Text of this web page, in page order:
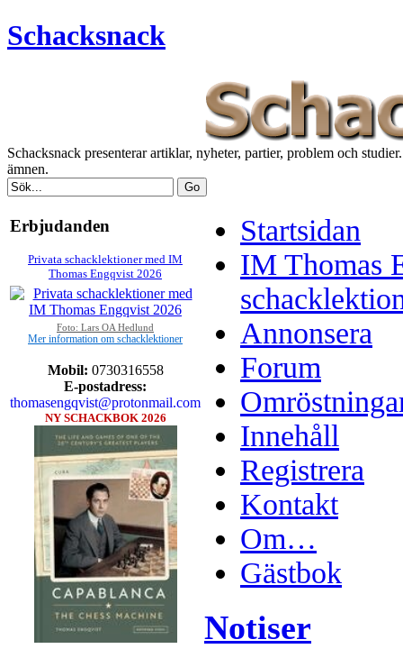
Schacksnack
Schacksnack presenterar artiklar, nyheter, partier, problem och
ämnen.
Erbjudanden
Privata schacklektioner med IM
Thomas Engqvist 2026
Foto: Lars OA Hedlund
Mer information om schacklektioner
Mobil: 0730316558
E-postadress:
thomasengqvist@protonmail.com
NY SCHACKBOK 2026
Startsidan
IM Thomas
Annonsera
Forum
Innehåll
Registrera
Kontakt
Om…
Gästbok
Notiser